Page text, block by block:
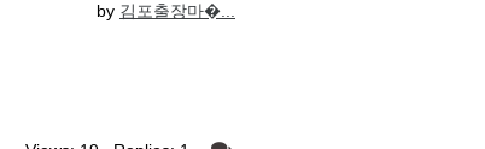
by 김포출장마�...